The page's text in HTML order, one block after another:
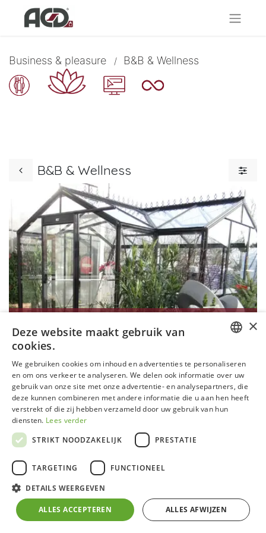
Business & pleasure / B&B & Wellness
B&B & Wellness
AURÉLIE
Lengte: 3,03 m
Breedte :3,71 m
Type wand:Rechte wand
Kleur:Blackline
Nokhoogte:2,35 m
GERMAN
FRENCH
×
Deze website maakt gebruik van
cookies.
We gebruiken cookies om inhoud en advertenties te personaliseren
en om ons verkeer te analyseren. We delen ook informatie over uw
gebruik van onze site met onze advertentie- en analysepartners, die
deze kunnen combineren met andere informatie die u aan hen heeft
verstrekt of die zij hebben verzameld door uw gebruik van hun
diensten. Lees verder
STRIKT NOODZAKELIJK
PRESTATIE
TARGETING FUNCTIONEEL
DETAILS WEERGEVEN
ALLES ACCEPTEREN ALLES AFWIJZEN